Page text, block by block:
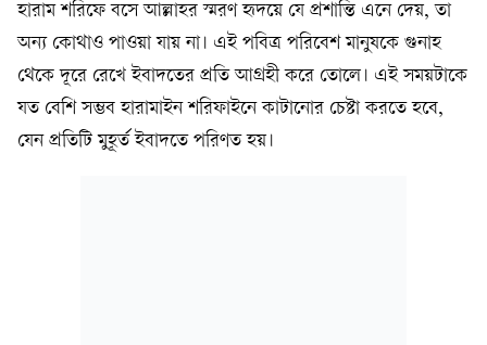
হারাম শরিফে বসে আল্লাহর স্মরণ হৃদয়ে যে প্রশান্তি এনে দেয়, তা
অন্য কোথাও পাওয়া যায় না। এই পবিত্র পরিবেশ মানুষকে গুনাহ
থেকে দূরে রেখে ইবাদতের প্রতি আগ্রহী করে তোলে। এই সময়টাকে
যত বেশি সম্ভব হারামাইন শরিফাইনে কাটানোর চেষ্টা করতে হবে,
যেন প্রতিটি মুহূর্ত ইবাদতে পরিণত হয়।